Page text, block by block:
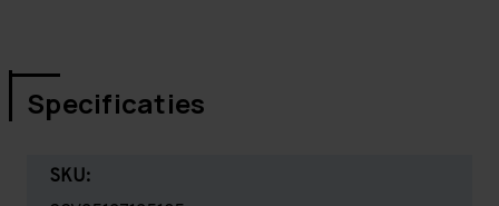
Specificaties
SKU: